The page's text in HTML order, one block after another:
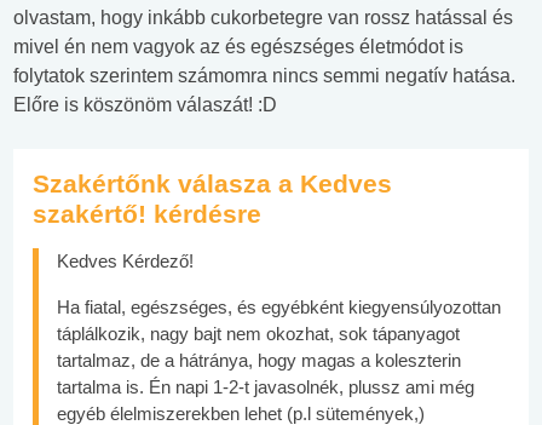
olvastam, hogy inkább cukorbetegre van rossz hatással és
mivel én nem vagyok az és egészséges életmódot is
folytatok szerintem számomra nincs semmi negatív hatása.
Előre is köszönöm válaszát! :D
Szakértőnk válasza a Kedves
szakértő! kérdésre
Kedves Kérdező!
Ha fiatal, egészséges, és egyébként kiegyensúlyozottan
táplálkozik, nagy bajt nem okozhat, sok tápanyagot
tartalmaz, de a hátránya, hogy magas a koleszterin
tartalma is. Én napi 1-2-t javasolnék, plussz ami még
egyéb élelmiszerekben lehet (p.l sütemények,)